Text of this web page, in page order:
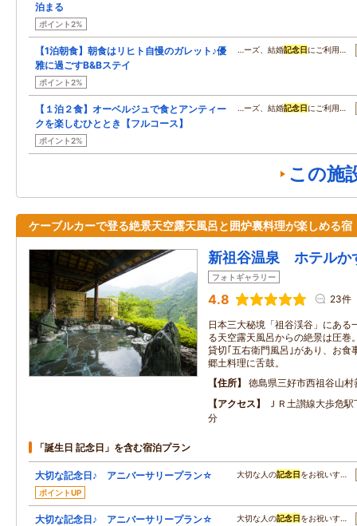
泊まる
ポイント2%
【1泊朝食】朝食はリヒト自慢のガレット♪優
雅に過ごすB&Bステイ
ポイント2%
…ーズ、結婚記念日 にご利用…
【１泊２食】オーベルジュで食とアンティー
クを楽しむひととき【フルコース】
ポイント2%
…ーズ、結婚記念日 にご利用…
この施
ケーブルカーで登る絶景天空露天風呂と囲炉裏料理が楽しめる宿
新祖谷温泉 ホテルか
フォトギャラリー
4.8 23件
日本三大秘境「祖谷渓谷」にある
る天空露天風呂からの絶景は圧巻
貸切｢五右衛門風呂｣があり、お食
郷土料理に舌鼓。
住所
徳島県三好市西祖谷山村
アクセス
ＪＲ土讃線大歩危
分
「誕生日 記念日」を含む宿泊プラン
大切な記念日♪ アニバーサリープラン☆
ポイントUP
大切な人の記念日 をお祝いす…
大切な記念日♪ アニバーサリープラン☆ 大切な人の記念日 をお祝いす…